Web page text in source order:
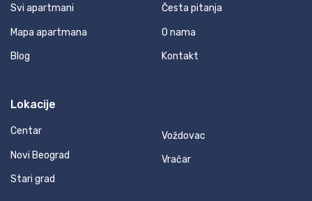
Svi apartmani
Mapa apartmana
Blog
Česta pitanja
O nama
Kontakt
Lokacije
Centar
Novi Beograd
Stari grad
Voždovac
Vračar